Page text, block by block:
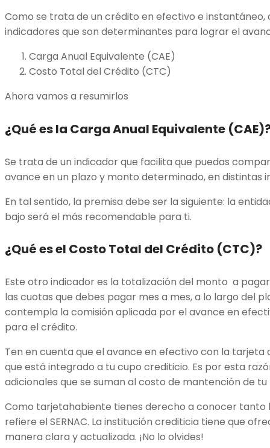
Como se trata de un crédito en efectivo e
indicadores que son determinantes para lograr el
Carga Anual Equivalente (CAE)
Costo Total del Crédito (CTC)
Ahora vamos a resumirlos
¿Qué es la Carga Anual Equivalente
Se trata de un indicador que facilita que puedas
avance en un plazo y monto determinado, en distintas
En tal sentido, la premisa debe ser la siguiente: la
bajo será el más recomendable para ti.
¿Qué es el Costo Total del Crédito (CTC)?
Este otro indicador es la totalización del monto a
las cuotas que debes pagar mes a mes, a lo largo del
contempla la comisión aplicada por el avance en
para el crédito.
Ten en cuenta que el avance en efectivo con la
que está integrado a tu cupo crediticio. Es por esta
adicionales que se suman al costo de mantención de
Como tarjetahabiente tienes derecho a conocer tanto
refiere el SERNAC. La institución crediticia tiene que
manera clara y actualizada. ¡No lo olvides!